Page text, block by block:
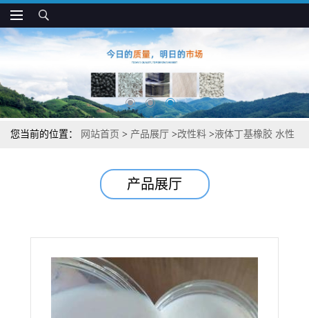
您当前的位置： 网站首页 > 产品展厅 >改性料 >液体丁基橡胶 水性
产品展厅